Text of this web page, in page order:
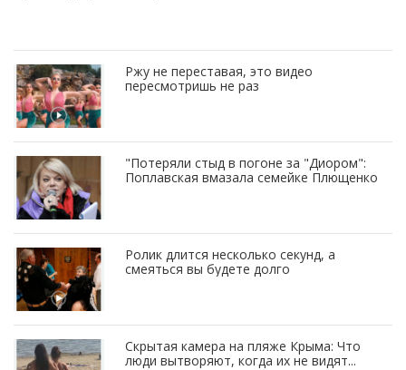
Ржу не переставая, это видео
пересмотришь не раз
"Потеряли стыд в погоне за "Диором":
Поплавская вмазала семейке Плющенко
Ролик длится несколько секунд, а
смеяться вы будете долго
Скрытая камера на пляже Крыма: Что
люди вытворяют, когда их не видят...